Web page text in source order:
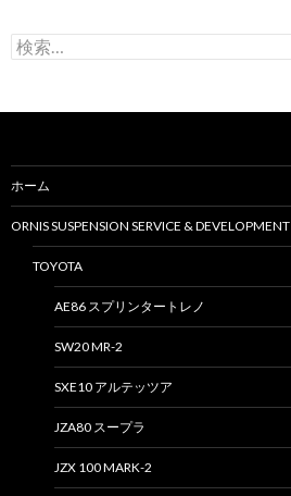
検
索
ホーム
ORNIS SUSPENSION SERVICE & DEVELOPMENT
TOYOTA
AE86 スプリンタートレノ
SW20 MR-2
SXE10 アルテッツア
JZA80 スープラ
JZX 100 MARK-2